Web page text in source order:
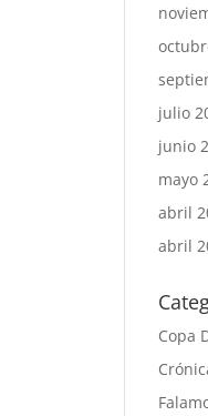
julio
junio
mayo
abril
abril
Copa